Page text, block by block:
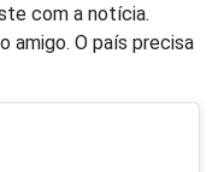
com a notícia.
amigo. O país precisa